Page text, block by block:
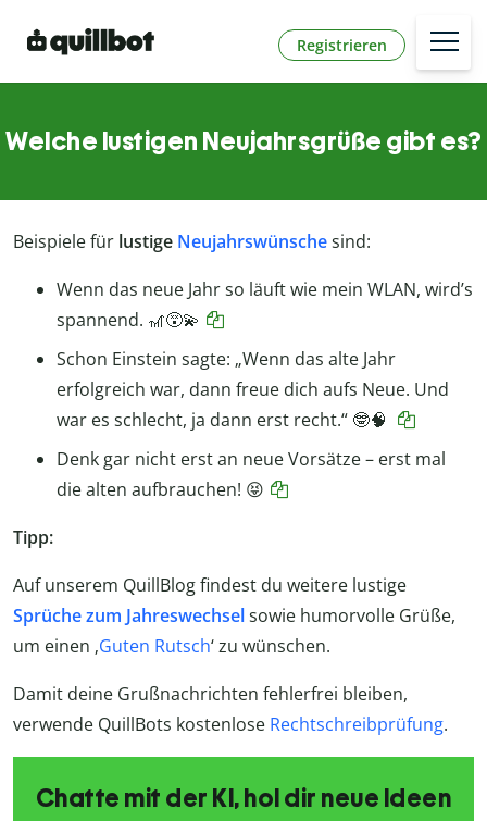
Registrieren
Welche lustigen Neujahrsgrüße gibt es?
Beispiele für lustige Neujahrswünschesind:
Wenn das neue Jahr so läuft wie mein WLAN, wird’s
spannend. 🎢😵‍💫
Schon Einstein sagte: „Wenn das alte Jahr
erfolgreich war, dann freue dich aufs Neue. Und
war es schlecht, ja dann erst recht.“ 🤓🧠
Denk gar nicht erst an neue Vorsätze – erst mal
die alten aufbrauchen! 😝
Tipp:
Auf unserem QuillBlog findest du weitere lustige
Sprüche zum Jahreswechselsowie humorvolle Grüße,
um einen ‚Guten Rutsch‘ zu wünschen.
Damit deine Grußnachrichten fehlerfrei bleiben,
verwende QuillBots kostenlose Rechtschreibprüfung.
Chatte mit der KI, hol dir neue Ideen